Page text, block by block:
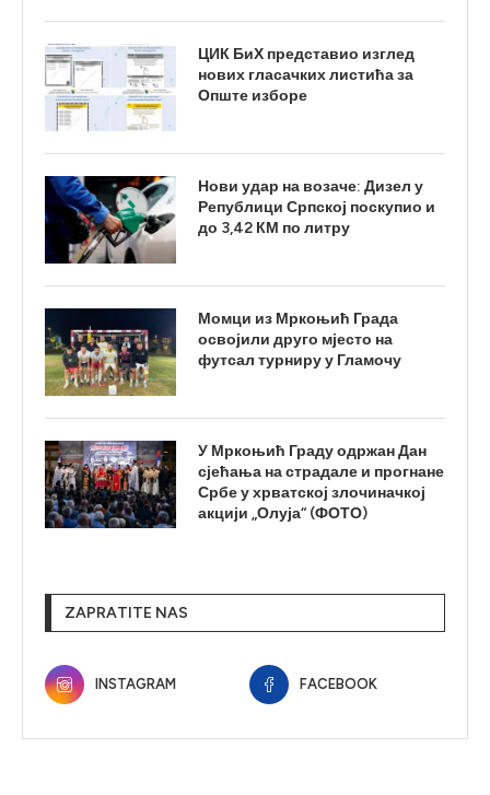
ЦИК БиХ представио изглед
нових гласачких листића за
Опште изборе
Нови удар на возаче: Дизел у
Републици Српској поскупио и
до 3,42 КМ по литру
Момци из Мркоњић Града
освојили друго мјесто на
футсал турниру у Гламочу
У Мркоњић Граду одржан Дан
сјећања на страдале и прогнане
Србе у хрватској злочиначкој
акцији „Олуја“ (ФОТО)
ZAPRATITE NAS
INSTAGRAM FACEBOOK